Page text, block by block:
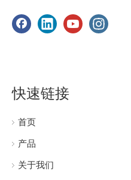
快速链接
首页
产品
关于我们